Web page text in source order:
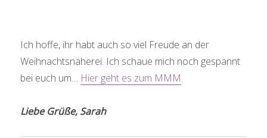
Ich hoffe, ihr habt auch so viel Freude an der
Weihnachtsnäherei. Ich schaue mich noch gespannt
bei euch um… Hier geht es zum MMM.
Liebe Grüße, Sarah